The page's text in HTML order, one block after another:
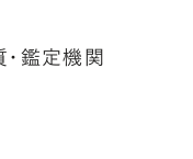
鑑定機関